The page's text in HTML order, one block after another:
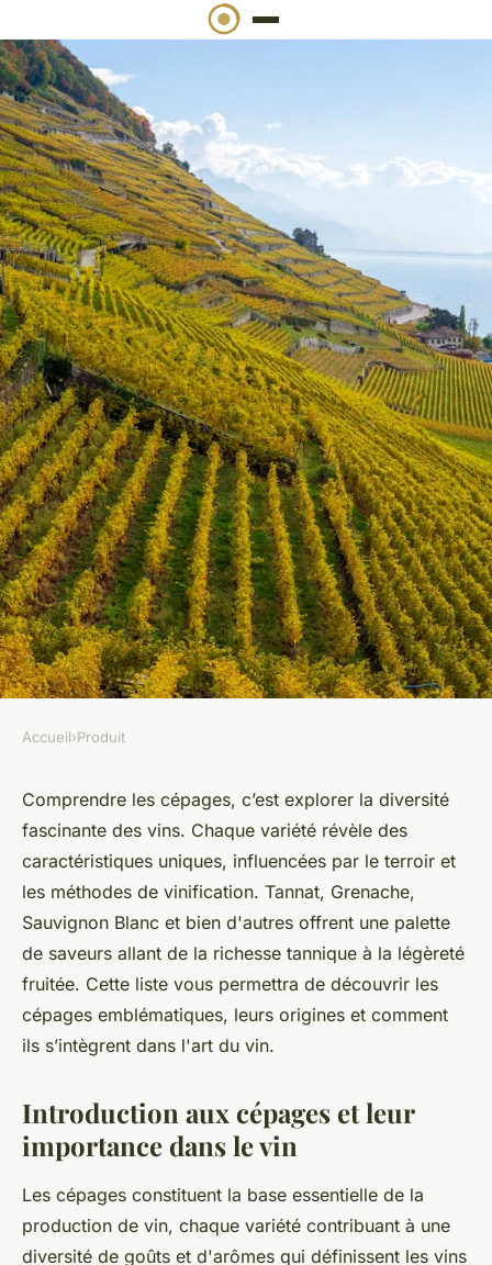
Liste des cépages : découvrez
l'univers des vins et leurs
caractéristiques
Ibrahim•26 avril 2025 •4 min de lecture
Accueil›Produit
Comprendre les cépages, c’est explorer la diversité
fascinante des vins. Chaque variété révèle des
caractéristiques uniques, influencées par le terroir et
les méthodes de vinification. Tannat, Grenache,
Sauvignon Blanc et bien d'autres offrent une palette
de saveurs allant de la richesse tannique à la légèreté
fruitée. Cette liste vous permettra de découvrir les
cépages emblématiques, leurs origines et comment
ils s’intègrent dans l'art du vin.
Introduction aux cépages et leur
importance dans le vin
Les cépages constituent la base essentielle de la
production de vin, chaque variété contribuant à une
diversité de goûts et d'arômes qui définissent les vins